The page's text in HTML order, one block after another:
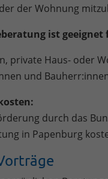
der Wohnung
ist geeignet
private Haus- oder
und
durch das
in Papenburg